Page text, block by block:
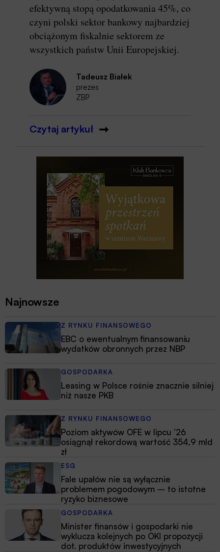
efektywną stopą opodatkowania 45%, co
czyni polski sektor bankowy najbardziej
obciążonym fiskalnie sektorem ze
wszystkich państw Unii Europejskiej.
Tadeusz Białek
prezes
ZBP
Czytaj artykuł
Najnowsze
Z RYNKU FINANSOWEGO
EBC o ewentualnym finansowaniu
wydatków obronnych przez NBP
GOSPODARKA
Leasing w Polsce rośnie znacznie silniej
niż nasze PKB
Z RYNKU FINANSOWEGO
Poziom aktywów OFE w lipcu ’26
osiągnął rekordową wartość 354,9 mld
zł
ESG
Fale upałów nie są wyłącznie
problemem pogodowym – to istotne
ryzyko biznesowe
GOSPODARKA
Minister finansów i gospodarki nie
wyklucza kolejnych po OKI propozycji
dot. produktów inwestycyjnych